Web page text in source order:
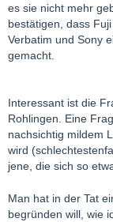
es sie nicht mehr
bestätigen, dass
Verbatim und Sony
gemacht.
Interessant ist die
Rohlingen. Eine
nachsichtig mildem
wird
jene, die sich so
Man hat in der Tat
begründen will, wie